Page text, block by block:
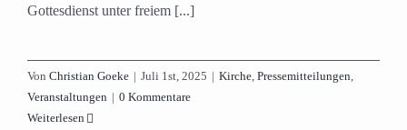
Gottesdienst unter freiem [...]
Von Christian Goeke | Juli 1st, 2025 | Kirche, Pressemitteilungen,
Veranstaltungen | 0 Kommentare
Weiterlesen